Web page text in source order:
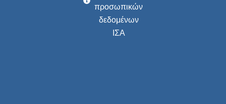
προσωπικών
δεδομένων
ΙΣΑ